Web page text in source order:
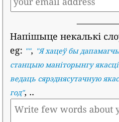
Напішыце некалькі
eg: "", "Я хацеў бы
станцыю маніторынгу
ведаць сярэднясутачную
год", ..